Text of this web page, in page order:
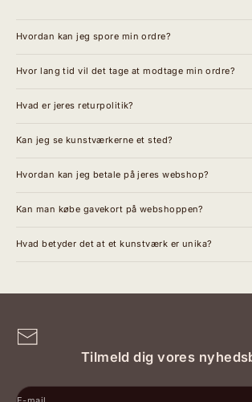
Hvordan kan jeg spore min ordre?
Hvor lang tid vil det tage at modtage min ordre?
Hvad er jeres returpolitik?
Kan jeg se kunstværkerne et sted?
Hvordan kan jeg betale på jeres webshop?
Kan man købe gavekort på webshoppen?
Hvad betyder det at et kunstværk er unika?
Tilmeld dig vores